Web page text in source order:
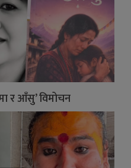
र आँसु’ विमोचन